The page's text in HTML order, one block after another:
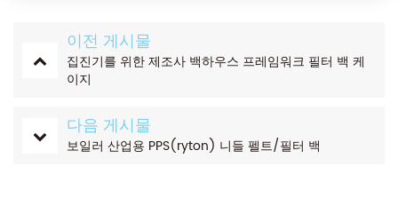
이전 게시물
집진기를 위한 제조사 백하우스 프레임워크 필터 백 케
이지
다음 게시물
보일러 산업용 PPS(ryton) 니들 펠트/필터 백